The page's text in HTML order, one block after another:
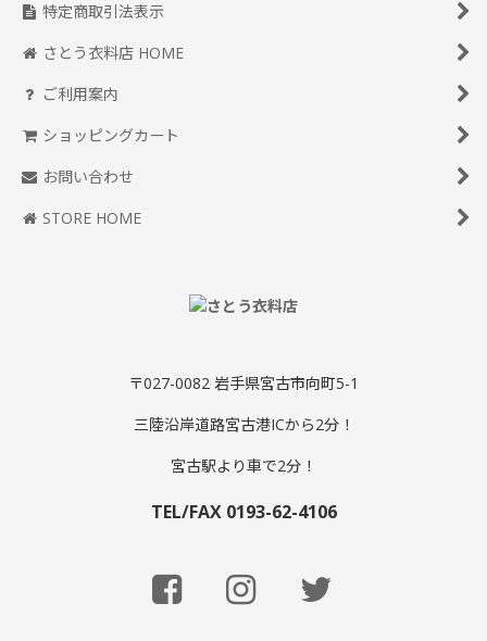
特定商取引法表示
さとう衣料店 HOME
ご利用案内
ショッピングカート
お問い合わせ
STORE HOME
〒027-0082 岩手県宮古市向町5-1
三陸沿岸道路宮古港ICから2分！
宮古駅より車で2分！
TEL/FAX 0193-62-4106